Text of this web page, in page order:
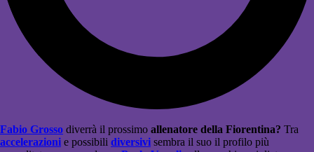
Fabio Grosso diverrà il prossimo allenatore della Fiorentina? Tra
accelerazioni e possibili diversivi sembra il suo il profilo più